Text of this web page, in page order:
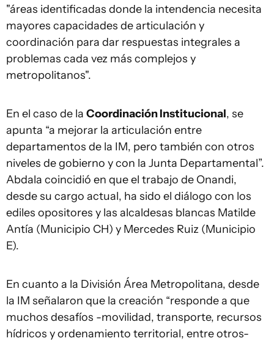
"áreas identificadas donde la intendencia necesita
mayores capacidades de articulación y
coordinación para dar respuestas integrales a
problemas cada vez más complejos y
metropolitanos".
En el caso de la Coordinación Institucional, se
apunta “a mejorar la articulación entre
departamentos de la IM, pero también con otros
niveles de gobierno y con la Junta Departamental”.
Abdala coincidió en que el trabajo de Onandi,
desde su cargo actual, ha sido el diálogo con los
ediles opositores y las alcaldesas blancas Matilde
Antía (Municipio CH) y Mercedes Ruiz (Municipio
E).
En cuanto a la División Área Metropolitana, desde
la IM señalaron que la creación “responde a que
muchos desafíos -movilidad, transporte, recursos
hídricos y ordenamiento territorial, entre otros-